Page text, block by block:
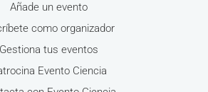
Añade un evento
como organizador
Gestiona tus eventos
Evento Ciencia